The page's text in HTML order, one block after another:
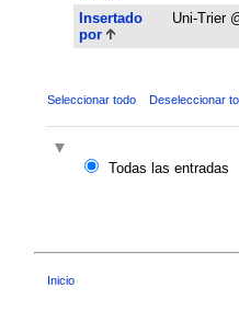
Insertado
por
Uni-Trier
Seleccionar todo Deseleccionar
Todas las entradas
Inicio